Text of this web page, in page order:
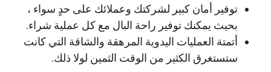
توفير أمان كبير لشركتك وعملائك على حدٍ سواء ،
بحيث يمكنك توفير راحة البال مع كل عملية شراء.
أتمتة العمليات اليدوية المرهقة والشاقة التي كانت
ستستغرق الكثير من الوقت الثمين لولا ذلك.